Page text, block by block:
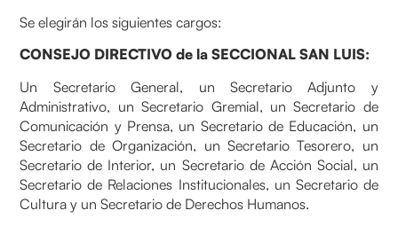
Se elegirán los siguientes cargos:
CONSEJO DIRECTIVO de la SECCIONAL SAN LUIS:
Un Secretario General, un Secretario Adjunto y
Administrativo, un Secretario Gremial, un Secretario de
Comunicación y Prensa, un Secretario de Educación, un
Secretario de Organización, un Secretario Tesorero, un
Secretario de Interior, un Secretario de Acción Social, un
Secretario de Relaciones Institucionales, un Secretario de
Cultura y un Secretario de Derechos Humanos.